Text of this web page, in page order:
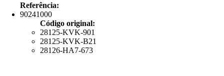
Referência:
90241000
Código original:
28125-KVK-901
28125-KVK-B21
28126-HA7-673